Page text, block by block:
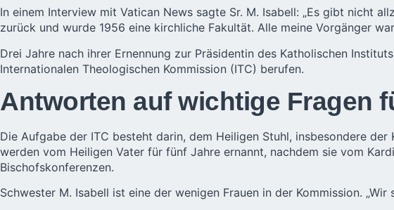
In einem Interview mit Vatican News sagte Sr. M. Isabell: „Es gibt nicht
zurück und wurde 1956 eine kirchliche Fakultät. Alle meine Vorgänger
Drei Jahre nach ihrer Ernennung zur Präsidentin des Katholischen
Internationalen Theologischen Kommission (ITC) berufen.
Antworten auf wichtige Fragen
Die Aufgabe der ITC besteht darin, dem Heiligen Stuhl, insbesondere
werden vom Heiligen Vater für fünf Jahre ernannt, nachdem sie vom
Bischofskonferenzen.
Schwester M. Isabell ist eine der wenigen Frauen in der Kommission.